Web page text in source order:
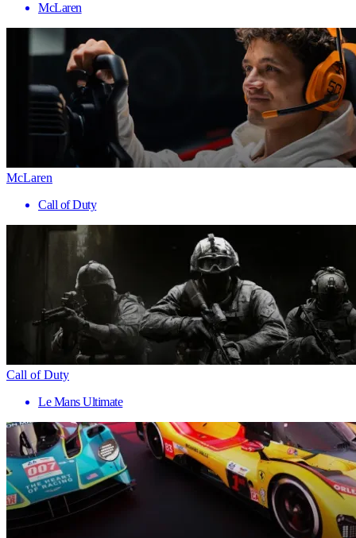
McLaren
McLaren
Call of Duty
Call of Duty
Le Mans Ultimate